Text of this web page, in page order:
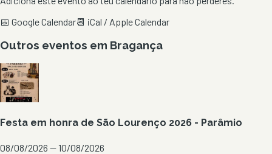
📅 Google Calendar📆 iCal / Apple Calendar
Outros eventos em Bragança
Festa em honra de São Lourenço 2026 - Parâmio
08/08/2026 — 10/08/2026